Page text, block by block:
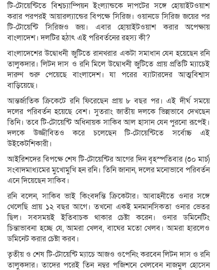
টি-টোয়েন্টিতে বিশ্বচ্যাম্পিয়ন ইংল্যান্ডকে দাপটের সঙ্গে হোয়াইটওয়াশ
করার পরপরই আয়ারল্যান্ডের বিপক্ষে সিরিজ। ওয়ানডে সিরিজ জয়ের পর
টি-টোয়েন্টি সিরিজও জয়। এবার হোয়াইটওয়াশ করার অপেক্ষায়
বাংলাদেশ। দলটির হঠাৎ এই পরিবর্তনের রহস্য কী?
বাংলাদেশের উদ্বোধনী জুটিতে রানখরার একটা সমাধান যেন হয়েছেন রনি
তালুকদার। লিটন দাস ও রনি মিলে উদ্বোধনী জুটিতে প্রায় প্রতিটি ম্যাচেই
দারুণ শুরু পেয়েছে বাংলাদেশ। যা পরের ব্যাটারদের আত্মবিশ্বাস
বাড়িয়েছে।
আন্তর্জাতিক ক্রিকেটে রনি ফিরেছেন প্রায় ৮ বছর পর। এই দীর্ঘ সময়ে
দলের পরিবর্তন হয়েছে বেশ। সুতরাং জাতীয় দলকে ভিন্নভাবে দেখছেন
তিনি। তবে টি-টোয়েন্টি অধিনায়ক সাকিব আল হাসান যেন পুরনো রূপেই।
দলকে উজ্জীবিতও করে চলেছেন টি-টোয়েন্টিতে সর্বোচ্চ এই
উইকেটশিকারী।
আইরিশদের বিপক্ষে শেষ টি-টোয়েন্টির আগের দিন বৃহস্পতিবার (৩০ মার্চ)
সংবাদমাধ্যমের মুখোমুখি হন রনি। তিনি জানান, দলের মনোভাবে পরিবর্তন
এনে দিয়েছেন সাকিব।
রনি বলেন, সাকিব ভাই কিংবদন্তি ক্রিকেটার। আবাহনীতে ওনার সঙ্গে
খেলেছি প্রায় ১২ বছর আগে। তখনো একই মনমানসিকতা ওনার ভেতর
ছিল। সবসময়ই ইতিবাচক থাকার চেষ্টা করেন। ওনার ডমিনেটিং
চিন্তাভাবনা হচ্ছে যে, আমরা খেলব, বাঘের মতো খেলব। আমরা হারলেও
ডমিনেট করার চেষ্টা করব।
তৃতীয় ও শেষ টি-টোয়েন্টি ম্যাচে আজও ওপেনিং করবেন লিটন দাস ও রনি
তালুকদার। তাদের পরেই তিন নম্বর পজিশনে খেলবেন নাজমুল হোসেন